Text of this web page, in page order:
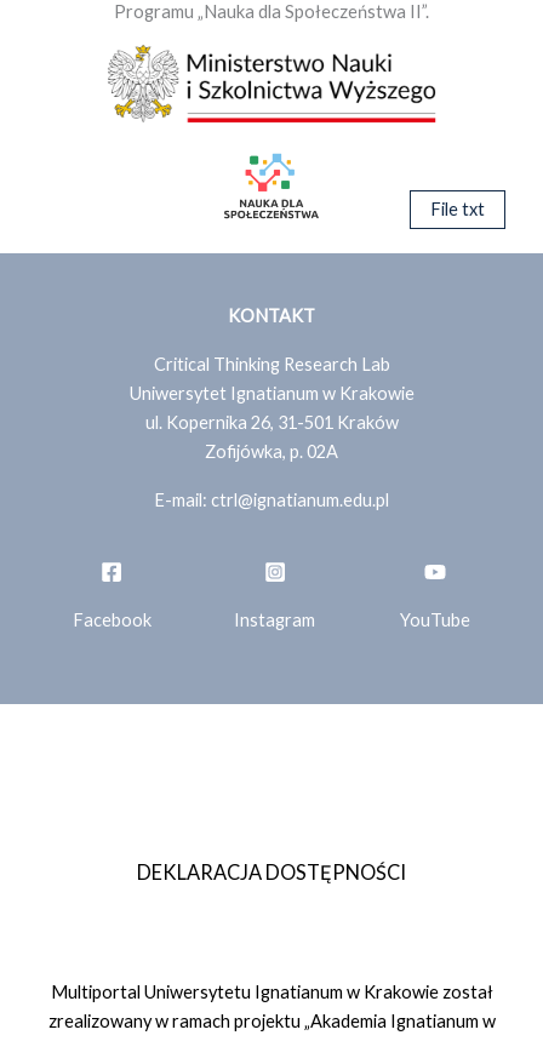
Programu „Nauka dla Społeczeństwa II”.
File txt
KONTAKT
Critical Thinking Research Lab
Uniwersytet Ignatianum w Krakowie
ul. Kopernika 26, 31-501 Kraków
Zofijówka, p. 02A
E-mail: ctrl@ignatianum.edu.pl
Facebook Instagram YouTube
DEKLARACJA DOSTĘPNOŚCI
Multiportal Uniwersytetu Ignatianum w Krakowie został
zrealizowany w ramach projektu „Akademia Ignatianum w